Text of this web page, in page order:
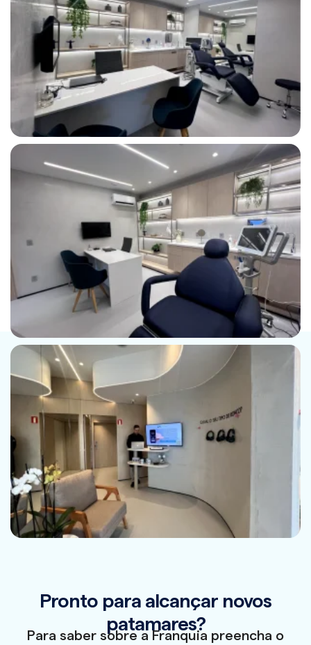
Pronto para alcançar novos
patamares?
Para saber sobre a Franquia preencha o